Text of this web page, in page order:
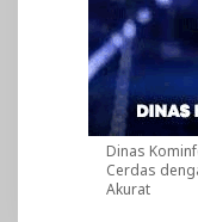
Dinas
Cerdas
Akurat